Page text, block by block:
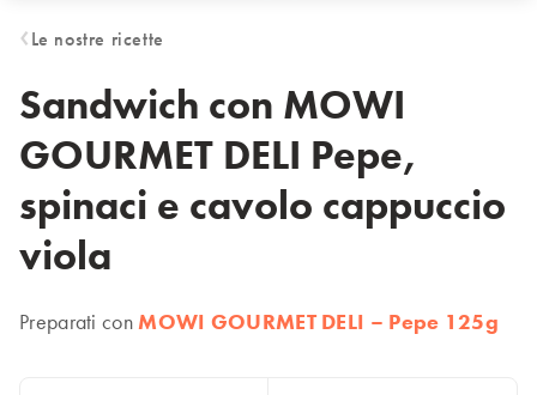
Deutschland
España
Español
France
Italia
Polska
Sverige
Le nostre ricette
Sandwich con MOWI
GOURMET DELI Pepe,
spinaci e cavolo cappuccio
viola
Preparati conMOWI GOURMET DELI – Pepe 125g